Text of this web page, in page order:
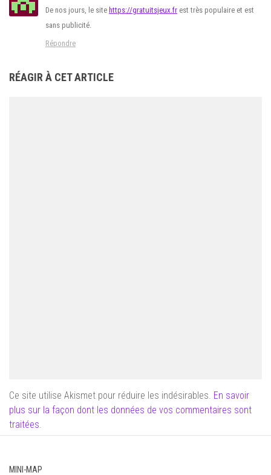
De nos jours, le site https://gratuitsjeux.fr est très populaire et est
sans publicité.
Répondre
RÉAGIR À CET ARTICLE
Ce site utilise Akismet pour réduire les indésirables. En savoir
plus sur la façon dont les données de vos commentaires sont
traitées
MINI-MAP